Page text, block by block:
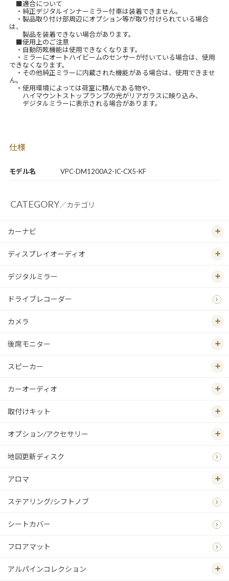
モデル名 VPC-DM1200A2-IC-CX5-KF
■適合について
・純正デジタルインナーミラー付車は装着できません。
・製品取り付け部周辺にオプション等が取り付けられている場合
は、
製品を装着できない場合があります。
■使用上のご注意
・自動防眩機能は使用できなくなります。
・ミラーにオートハイビームのセンサーが付いている場合は、使用
できなくなります。
・その他純正ミラーに内蔵された機能がある場合は、使用できませ
ん。
・使用環境によっては荷室に積んである物や、
ハイマウントストップランプの光がリアガラスに映り込み、
デジタルミラーに表示される場合があります。
仕様
CATEGORY／カテゴリ
カーナビ
ディスプレイオーディオ
デジタルミラー
ドライブレコーダー
カメラ
後席モニター
スピーカー
カーオーディオ
取付けキット
オプション/アクセサリー
地図更新ディスク
アロマ
ステアリング/シフトノブ
シートカバー
フロアマット
アルパインコレクション